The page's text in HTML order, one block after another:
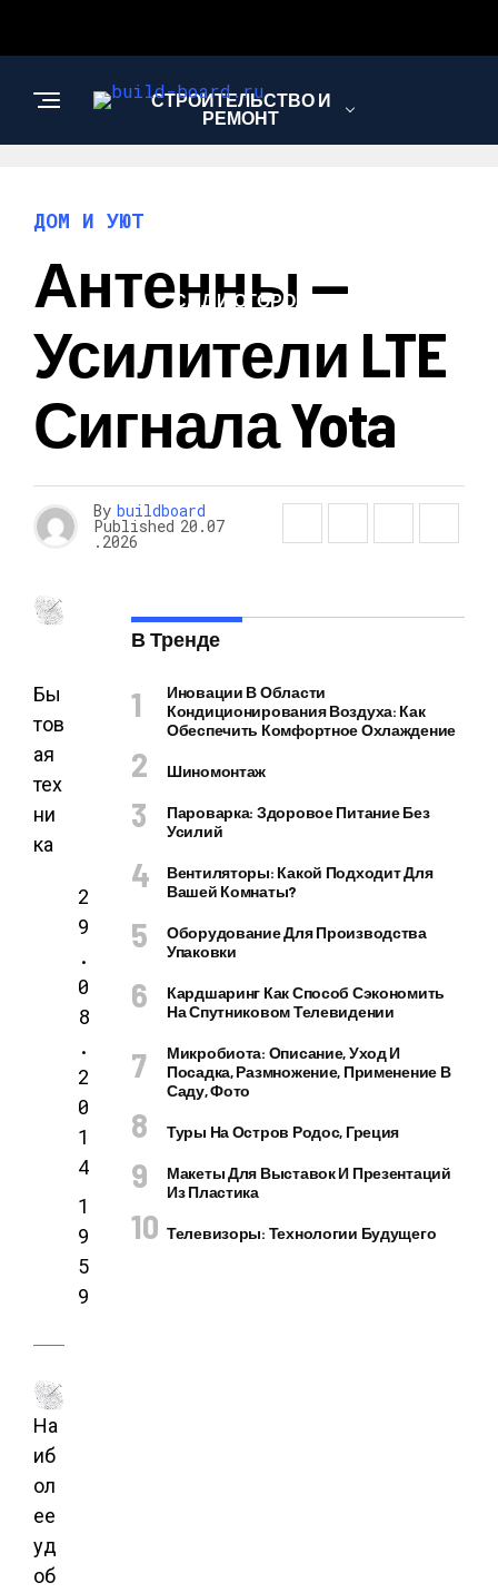
СТРОИТЕЛЬСТВО И
РЕМОНТ
САД И ОГОРОД
ДОМ И УЮТ
Антенны —
Усилители LTE
Сигнала Yota
By buildboard
Published 20.07
.2026
Бы
тов
ая
тех
ни
ка
2
9
.
0
8
.
2
0
1
4
1
9
5
9
На
иб
ол
ее
уд
об
В Тренде
Иновации В Области
Кондиционирования Воздуха: Как
Обеспечить Комфортное Охлаждение
Шиномонтаж
Пароварка: Здоровое Питание Без
Усилий
Вентиляторы: Какой Подходит Для
Вашей Комнаты?
Оборудование Для Производства
Упаковки
Кардшаринг Как Способ Сэкономить
На Спутниковом Телевидении
Микробиота: Описание, Уход И
Посадка, Размножение, Применение В
Саду, Фото
Туры На Остров Родос, Греция
Макеты Для Выставок И Презентаций
Из Пластика
Телевизоры: Технологии Будущего